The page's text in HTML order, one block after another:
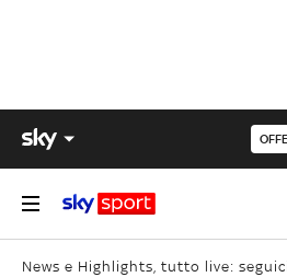
News e Highlights, tutto live: